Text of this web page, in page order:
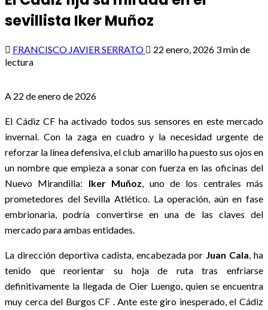
sevillista Iker Muñoz
FRANCISCO JAVIER SERRATO 22 enero, 2026 3 min de
lectura
A 22 de enero de 2026
El Cádiz CF ha activado todos sus sensores en este mercado
invernal. Con la zaga en cuadro y la necesidad urgente de
reforzar la línea defensiva, el club amarillo ha puesto sus ojos en
un nombre que empieza a sonar con fuerza en las oficinas del
Nuevo Mirandilla: Iker Muñoz, uno de los centrales más
prometedores del Sevilla Atlético. La operación, aún en fase
embrionaria, podría convertirse en una de las claves del
mercado para ambas entidades.
La dirección deportiva cadista, encabezada por Juan Cala, ha
tenido que reorientar su hoja de ruta tras enfriarse
definitivamente la llegada de Oier Luengo, quien se encuentra
muy cerca del Burgos CF . Ante este giro inesperado, el Cádiz